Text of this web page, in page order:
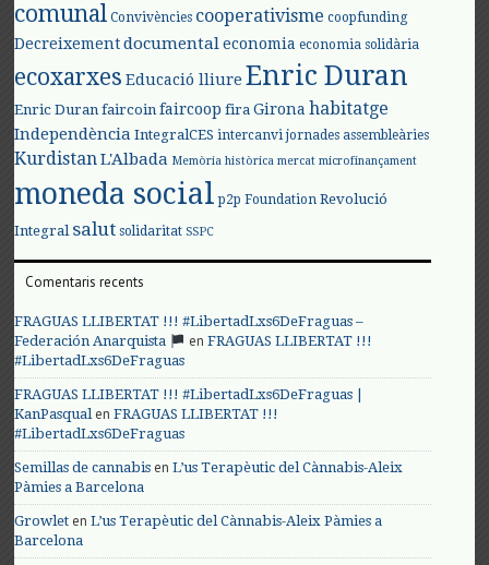
comunal Convivències cooperativisme coopfunding
Decreixement documental economia economia solidària
ecoxarxes Educació lliure Enric Duran
Enric Duran faircoin faircoop fira Girona habitatge
Independència IntegralCES intercanvi jornades assembleàries
KurdistanL'Albada Memòria històrica mercat microfinançament
moneda social p2p Foundation Revolució
Integral salut solidaritat SSPC
Comentaris recents
FRAGUAS LLIBERTAT !!! #LibertadLxs6DeFraguas –
Federación Anarquista
enFRAGUAS LLIBERTAT !!!
#LibertadLxs6DeFraguas
FRAGUAS LLIBERTAT !!! #LibertadLxs6DeFraguas |
KanPasqualenFRAGUAS LLIBERTAT !!!
#LibertadLxs6DeFraguas
Semillas de cannabis enL’us Terapèutic del Cànnabis-Aleix
Pàmies a Barcelona
Growlet enL’us Terapèutic del Cànnabis-Aleix Pàmies a
Barcelona